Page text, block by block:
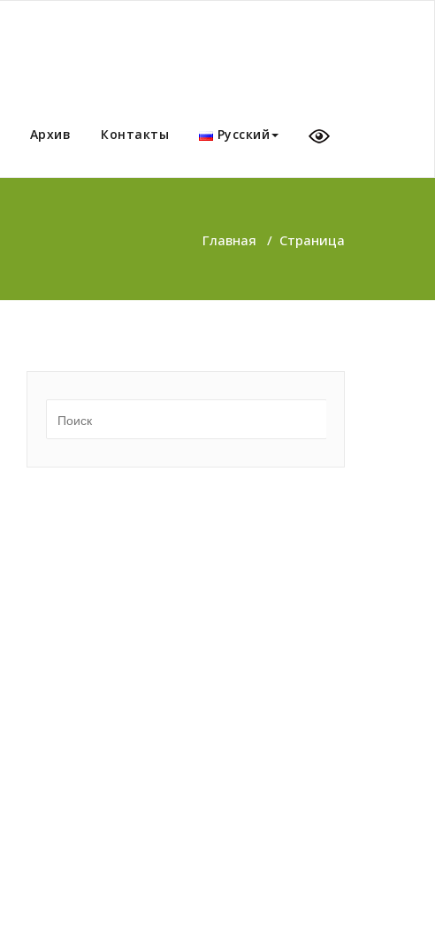
Архив Контакты Русский
Главная / Страница